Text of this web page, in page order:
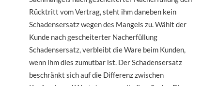
Rücktritt vom Vertrag, steht ihm daneben kein
Schadensersatz wegen des Mangels zu. Wählt der
Kunde nach gescheiterter Nacherfüllung
Schadensersatz, verbleibt die Ware beim Kunden,
wenn ihm dies zumutbar ist. Der Schadensersatz
beschränkt sich auf die Differenz zwischen